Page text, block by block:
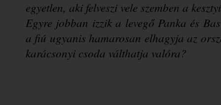
Egyre jobban izzik a levegő Panka és
a fiú ugyanis hamarosan elhagyja az
karácsonyi csoda válthatja valóra?